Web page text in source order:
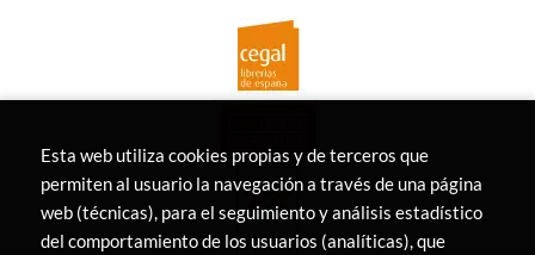
Esta web utiliza cookies propias y de terceros que
permiten al usuario la navegación a través de una página
web (técnicas), para el seguimiento y análisis estadístico
del comportamiento de los usuarios (analíticas), que